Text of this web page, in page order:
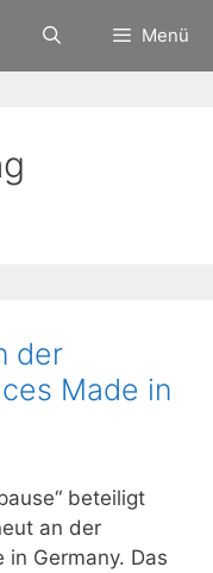
Menü
der
Made in
beteiligt
an der
in Germany. Das